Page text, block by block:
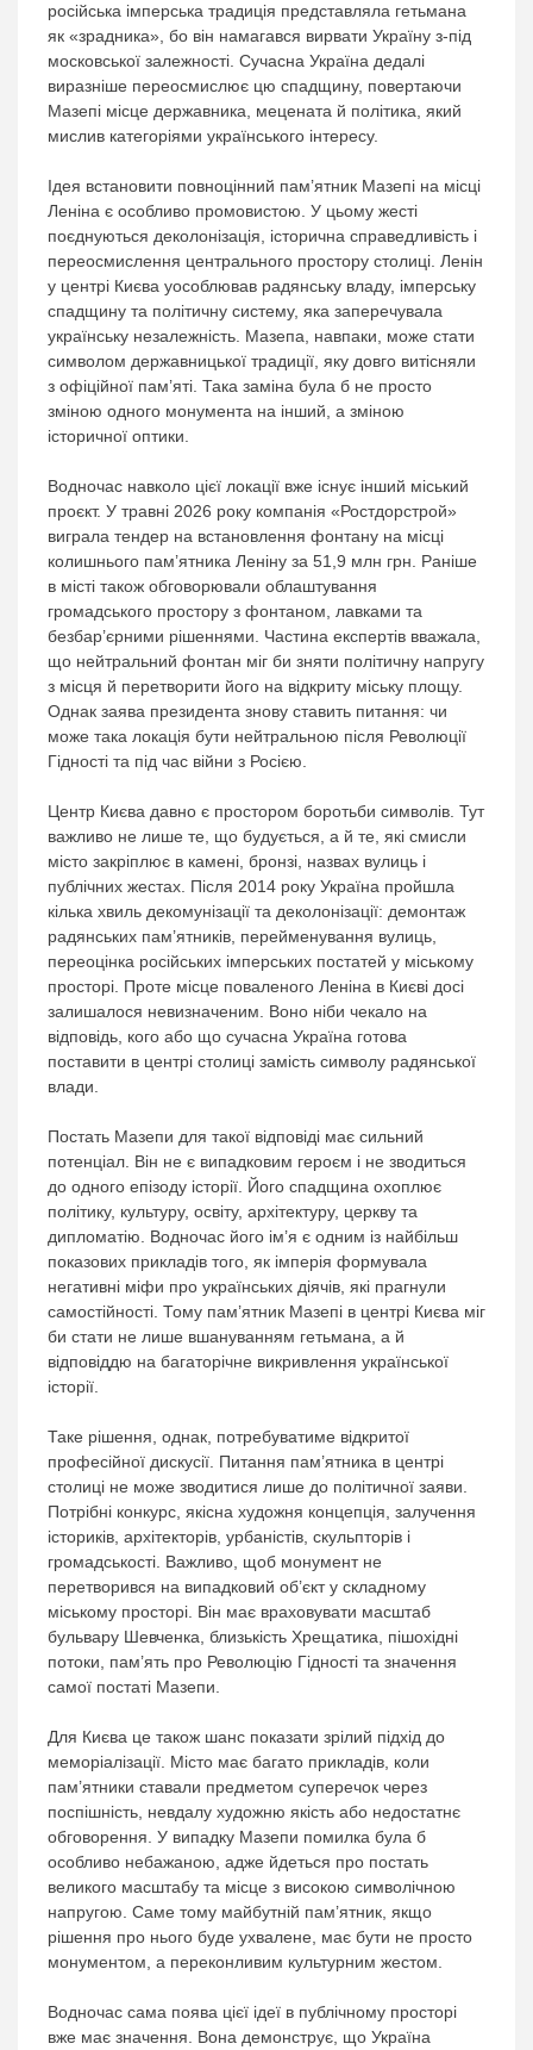
російська імперська традиція представляла гетьмана
як «зрадника», бо він намагався вирвати Україну з-під
московської залежності. Сучасна Україна дедалі
виразніше переосмислює цю спадщину, повертаючи
Мазепі місце державника, мецената й політика, який
мислив категоріями українського інтересу.
Ідея встановити повноцінний пам’ятник Мазепі на місці
Леніна є особливо промовистою. У цьому жесті
поєднуються деколонізація, історична справедливість і
переосмислення центрального простору столиці. Ленін
у центрі Києва уособлював радянську владу, імперську
спадщину та політичну систему, яка заперечувала
українську незалежність. Мазепа, навпаки, може стати
символом державницької традиції, яку довго витісняли
з офіційної пам’яті. Така заміна була б не просто
зміною одного монумента на інший, а зміною
історичної оптики.
Водночас навколо цієї локації вже існує інший міський
проєкт. У травні 2026 року компанія «Ростдорстрой»
виграла тендер на встановлення фонтану на місці
колишнього пам’ятника Леніну за 51,9 млн грн. Раніше
в місті також обговорювали облаштування
громадського простору з фонтаном, лавками та
безбар’єрними рішеннями. Частина експертів вважала,
що нейтральний фонтан міг би зняти політичну напругу
з місця й перетворити його на відкриту міську площу.
Однак заява президента знову ставить питання: чи
може така локація бути нейтральною після Революції
Гідності та під час війни з Росією.
Центр Києва давно є простором боротьби символів. Тут
важливо не лише те, що будується, а й те, які смисли
місто закріплює в камені, бронзі, назвах вулиць і
публічних жестах. Після 2014 року Україна пройшла
кілька хвиль декомунізації та деколонізації: демонтаж
радянських пам’ятників, перейменування вулиць,
переоцінка російських імперських постатей у міському
просторі. Проте місце поваленого Леніна в Києві досі
залишалося невизначеним. Воно ніби чекало на
відповідь, кого або що сучасна Україна готова
поставити в центрі столиці замість символу радянської
влади.
Постать Мазепи для такої відповіді має сильний
потенціал. Він не є випадковим героєм і не зводиться
до одного епізоду історії. Його спадщина охоплює
політику, культуру, освіту, архітектуру, церкву та
дипломатію. Водночас його ім’я є одним із найбільш
показових прикладів того, як імперія формувала
негативні міфи про українських діячів, які прагнули
самостійності. Тому пам’ятник Мазепі в центрі Києва міг
би стати не лише вшануванням гетьмана, а й
відповіддю на багаторічне викривлення української
історії.
Таке рішення, однак, потребуватиме відкритої
професійної дискусії. Питання пам’ятника в центрі
столиці не може зводитися лише до політичної заяви.
Потрібні конкурс, якісна художня концепція, залучення
істориків, архітекторів, урбаністів, скульпторів і
громадськості. Важливо, щоб монумент не
перетворився на випадковий об’єкт у складному
міському просторі. Він має враховувати масштаб
бульвару Шевченка, близькість Хрещатика, пішохідні
потоки, пам’ять про Революцію Гідності та значення
самої постаті Мазепи.
Для Києва це також шанс показати зрілий підхід до
меморіалізації. Місто має багато прикладів, коли
пам’ятники ставали предметом суперечок через
поспішність, невдалу художню якість або недостатнє
обговорення. У випадку Мазепи помилка була б
особливо небажаною, адже йдеться про постать
великого масштабу та місце з високою символічною
напругою. Саме тому майбутній пам’ятник, якщо
рішення про нього буде ухвалене, має бути не просто
монументом, а переконливим культурним жестом.
Водночас сама поява цієї ідеї в публічному просторі
вже має значення. Вона демонструє, що Україна